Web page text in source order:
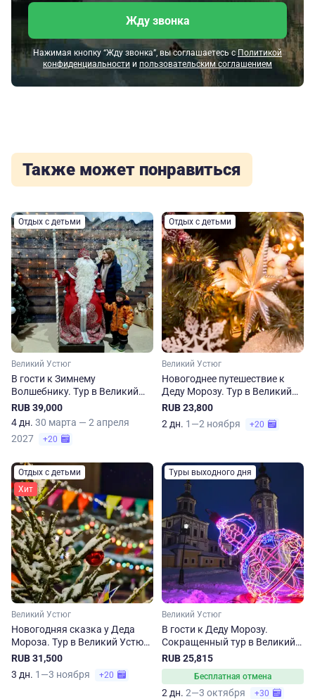
Жду звонка
Нажимая кнопку “Жду звонка”, вы соглашаетесь с Политикой
конфиденциальности и пользовательским соглашением
Также может понравиться
Отдых с детьми
Великий Устюг
В гости к Зимнему
Волшебнику. Тур в Великий
Устюг на 4 дня
RUB 39,000
4 дн. 30 марта — 2 апреля
2027
+20
Отдых с детьми
Великий Устюг
Новогоднее путешествие к
Деду Морозу. Тур в Великий
Устюг на 2 дня
RUB 23,800
2 дн. 1—2 ноября +20
Отдых с детьми
Хит
Великий Устюг
Новогодняя сказка у Деда
Мороза. Тур в Великий Устюг
на 3 дня
RUB 31,500
3 дн. 1—3 ноября +20
Туры выходного дня
Великий Устюг
В гости к Деду Морозу.
Сокращенный тур в Великий
Устюг
RUB 25,815
Бесплатная отмена
2 дн. 2—3 октября +30